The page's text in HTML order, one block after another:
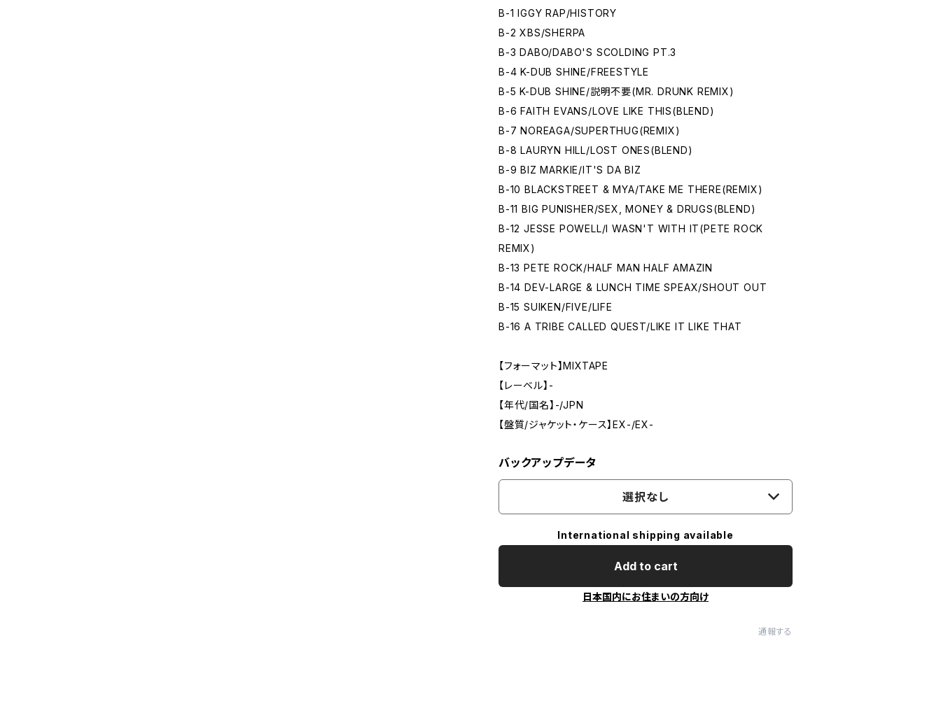
B-1 IGGY RAP/HISTORY
B-2 XBS/SHERPA
B-3 DABO/DABO'S SCOLDING PT.3
B-4 K-DUB SHINE/FREESTYLE
B-5 K-DUB SHINE/説明不要(MR. DRUNK REMIX)
B-6 FAITH EVANS/LOVE LIKE THIS(BLEND)
B-7 NOREAGA/SUPERTHUG(REMIX)
B-8 LAURYN HILL/LOST ONES(BLEND)
B-9 BIZ MARKIE/IT'S DA BIZ
B-10 BLACKSTREET & MYA/TAKE ME THERE(REMIX)
B-11 BIG PUNISHER/SEX, MONEY & DRUGS(BLEND)
B-12 JESSE POWELL/I WASN'T WITH IT(PETE ROCK
REMIX)
B-13 PETE ROCK/HALF MAN HALF AMAZIN
B-14 DEV-LARGE & LUNCH TIME SPEAX/SHOUT OUT
B-15 SUIKEN/FIVE/LIFE
B-16 A TRIBE CALLED QUEST/LIKE IT LIKE THAT
【フォーマット】MIXTAPE
【レーベル】-
【年代/国名】-/JPN
【盤質/ジャケット・ケース】EX-/EX-
バックアップデータ
選択なし
International shipping available
Add to cart
日本国内にお住まいの方向け
通報する